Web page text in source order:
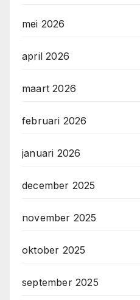
mei 2026
april 2026
maart 2026
februari 2026
januari 2026
december 2025
november 2025
oktober 2025
september 2025